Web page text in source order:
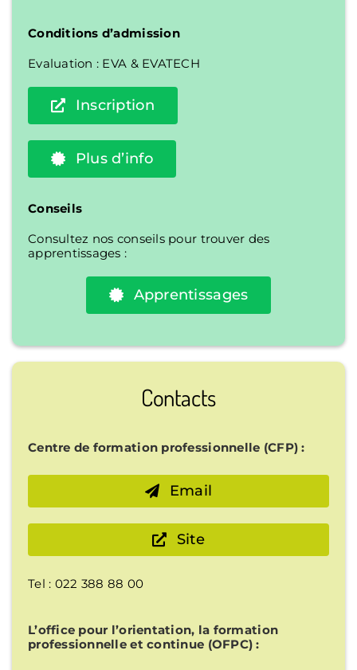
Conditions d’admission
Evaluation : EVA & EVATECH
Inscription
Plus d’info
Conseils
Consultez nos conseils pour trouver des
apprentissages :
Apprentissages
Contacts
Centre de formation professionnelle (CFP) :
Email
Site
Tel : 022 388 88 00
L’office pour l’orientation, la formation
professionnelle et continue (OFPC) :